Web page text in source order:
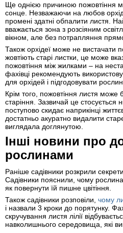
Ще однією причиною пожовтіння
сонце. Незважаючи на любов
промені здатні обпалити листя.
вважається зона з розсіяним
вікном, але без потрапляння
Також орхідеї може не вистачати
жовтіють старі листки, це може
пожовтіння між жилками – на
фахівці рекомендують
для орхідей і підгодовувати
Крім того, пожовтіння листя
старіння. Зазвичай це стосується
поступово скидає наприкінці
достатньо акуратно видалити
виглядала доглянутою.
Інші новини про
рослинами
Раніше садівники розкрили секрети
Садівники пояснили, чому
як повернути їй пишне цвітіння.
Також садівники розповіли, чому
і назвали 3 кроки до порятунку.
скручування листя лілії
навколишнього середовища, які